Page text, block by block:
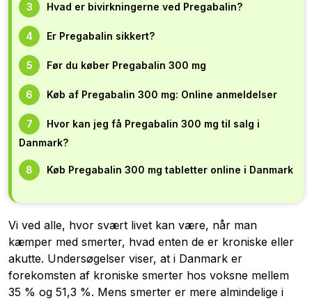
Hvad er bivirkningerne ved Pregabalin?
Er Pregabalin sikkert?
Før du køber Pregabalin 300 mg
Køb af Pregabalin 300 mg: Online anmeldelser
Hvor kan jeg få Pregabalin 300 mg til salg i
Danmark?
Køb Pregabalin 300 mg tabletter online i Danmark
Vi ved alle, hvor svært livet kan være, når man
kæmper med smerter, hvad enten de er kroniske eller
akutte. Undersøgelser viser, at i Danmark er
forekomsten af kroniske smerter hos voksne mellem
35 % og 51,3 %. Mens smerter er mere almindelige i